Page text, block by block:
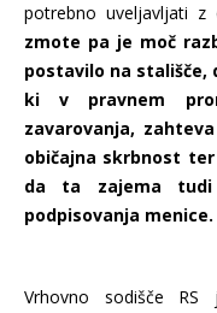
potrebno uveljavljati z
zmote pa je moč
postavilo na stališče,
ki v pravnem
zavarovanja,
običajna skrbnost
da ta zajema tudi
podpisovanja menice.
Vrhovno sodišče